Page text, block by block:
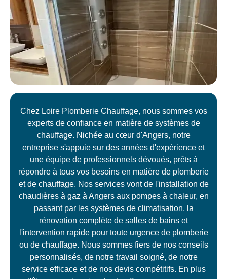
Chez Loire Plomberie Chauffage, nous sommes vos
experts de confiance en matière de systèmes de
chauffage. Nichée au cœur d'Angers, notre
entreprise s'appuie sur des années d'expérience et
une équipe de professionnels dévoués, prêts à
répondre à tous vos besoins en matière de plomberie
et de chauffage. Nos services vont de l'installation de
chaudières à gaz à Angers aux pompes à chaleur, en
passant par les systèmes de climatisation, la
rénovation complète de salles de bains et
l'intervention rapide pour toute urgence de plomberie
ou de chauffage. Nous sommes fiers de nos conseils
personnalisés, de notre travail soigné, de notre
service efficace et de nos devis compétitifs. En plus